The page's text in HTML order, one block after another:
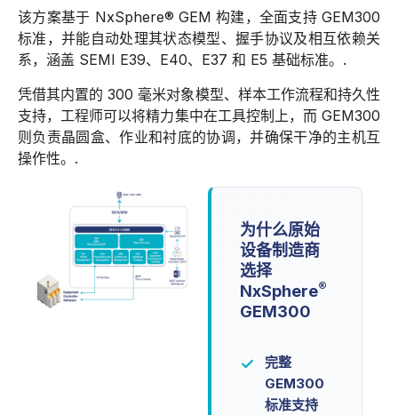
该方案基于 NxSphere® GEM 构建，全面支持 GEM300
标准，并能自动处理其状态模型、握手协议及相互依赖关
系，涵盖 SEMI E39、E40、E37 和 E5 基础标准。.
凭借其内置的 300 毫米对象模型、样本工作流程和持久性
支持，工程师可以将精力集中在工具控制上，而 GEM300
则负责晶圆盒、作业和衬底的协调，并确保干净的主机互
操作性。.
为什么原始
设备制造商
选择
NxSphere®
GEM300
✓
完整
GEM300
标准支持